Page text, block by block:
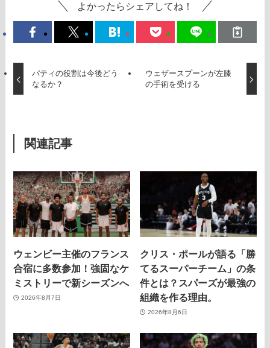
よかったらシェアしてね！
パティの役割は今後どう
なるか？
ウェザースプーンが左膝
の手術を受ける
関連記事
ウェンビー主催のフランス
合宿に多数参加！強固なケ
ミストリーで新シーズンへ
2026年8月7日
クリス・ポールが語る「勝
てるスーパーチーム」の条
件とは？スパーズが最強の
組織を作る理由。
2026年8月6日